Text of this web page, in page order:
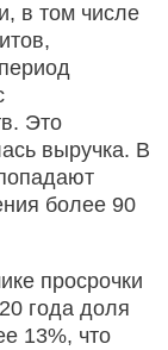
в том числе
Это
выручка. В
более 90
просрочки
года доля
13%, что